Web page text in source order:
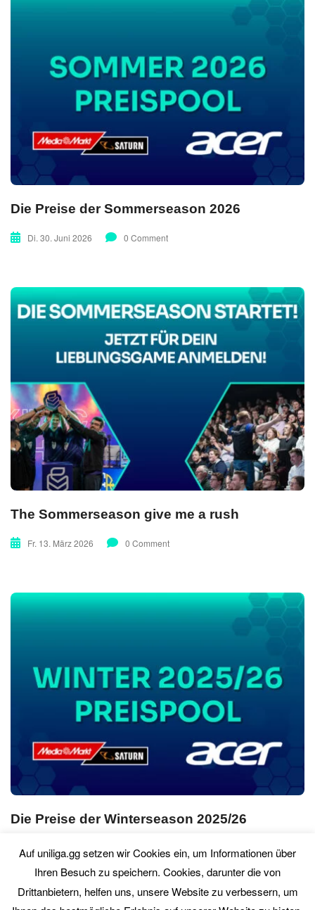
Die Preise der Sommerseason 2026
Di. 30. Juni 2026 0 Comment
The Sommerseason give me a rush
Fr. 13. März 2026 0 Comment
Die Preise der Winterseason 2025/26
So. 08. März 2026 0 Comment
PREVIOUS NEXT
Auf uniliga.gg setzen wir Cookies ein, um Informationen über
Ihren Besuch zu speichern. Cookies, darunter die von
Drittanbietern, helfen uns, unsere Website zu verbessern, um